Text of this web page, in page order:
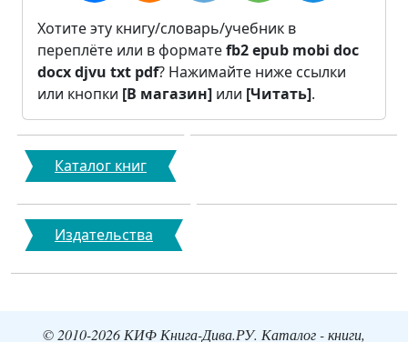
Хотите эту книгу/словарь/учебник в
переплёте или в форматеfb2epub mobi doc
docxdjvu txt pdf? Нажимайте ниже ссылки
или кнопки [В магазин] или [Читать].
Каталог книг
Издательства
© 2010-2026 КИФ Книга-Дива.РУ. Каталог - книги,